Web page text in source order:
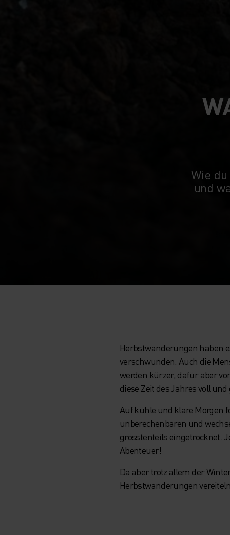
Wie
und
Herbstwanderungen haben
verschwunden. Auch die
werden kürzer, dafür aber
diese Zeit des Jahres voll
Auf kühle und klare Morgen
unberechenbaren und
grösstenteils eingetrocknet.
Abenteuer!
Da aber trotz allem der
Herbstwanderungen